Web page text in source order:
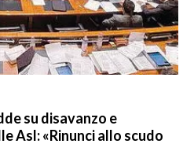
su disavanzo e
Asl: «Rinunci allo scudo